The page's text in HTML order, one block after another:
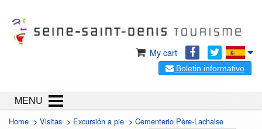
My cart
Boletin informativo
MENU
Home > Visitas > Excursión a pie > Cementerio Père-Lachaise